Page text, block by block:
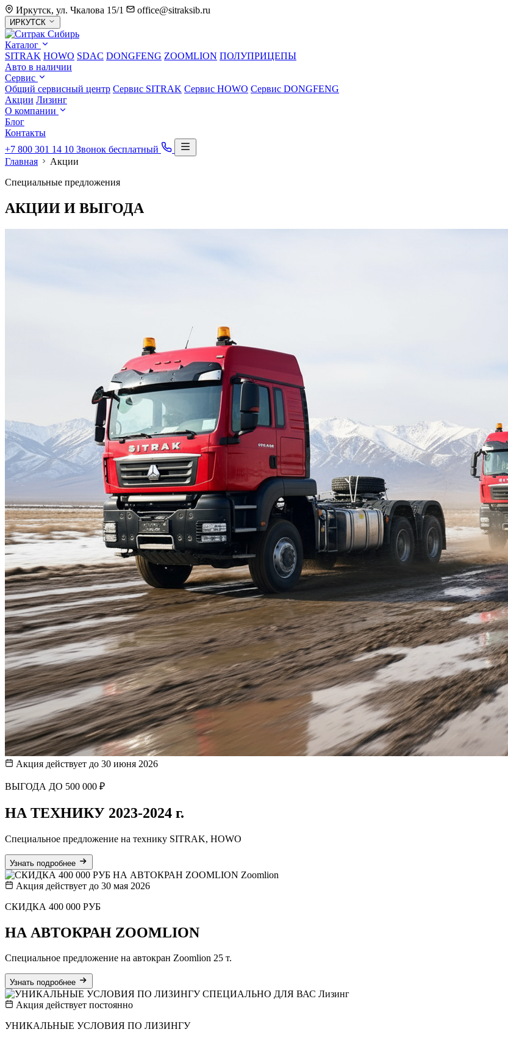
Иркутск, ул. Чкалова 15/1
office@sitraksib.ru
Выбор
города
ИРКУТСК
Каталог
SITRAK HOWO SDAC DONGFENG ZOOMLION ПОЛУПРИЦЕПЫ
Авто в наличии
Сервис
Общий сервисный центр Сервис SITRAK Сервис HOWO Сервис DONGFENG
Акции Лизинг
О компании
Блог
Контакты
+7 800 301 14 10 Звонок бесплатный
Главная
Акции
Специальные предложения
АКЦИИ И ВЫГОДА
Акция действует до 30 июня 2026
ВЫГОДА ДО 500 000 ₽
НА ТЕХНИКУ 2023-2024 г.
Специальное предложение на технику SITRAK, HOWO
Узнать подробнее
Zoomlion
Акция действует до 30 мая 2026
СКИДКА 400 000 РУБ
НА АВТОКРАН ZOOMLION
Специальное предложение на автокран Zoomlion 25 т.
Узнать подробнее
Лизинг
Акция действует постоянно
УНИКАЛЬНЫЕ УСЛОВИЯ ПО ЛИЗИНГУ